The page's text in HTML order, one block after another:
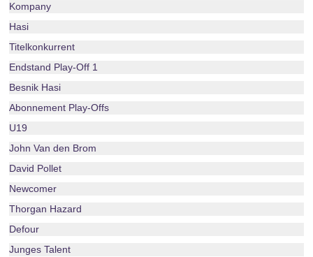
Kompany
Hasi
Titelkonkurrent
Endstand Play-Off 1
Besnik Hasi
Abonnement Play-Offs
U19
John Van den Brom
David Pollet
Newcomer
Thorgan Hazard
Defour
Junges Talent